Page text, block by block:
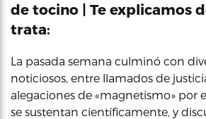
de tocino | Te explicamos
trata:
La pasada semana culminó con
noticiosos, entre llamados de
alegaciones de «magnetismo» por
se sustentan científicamente, y